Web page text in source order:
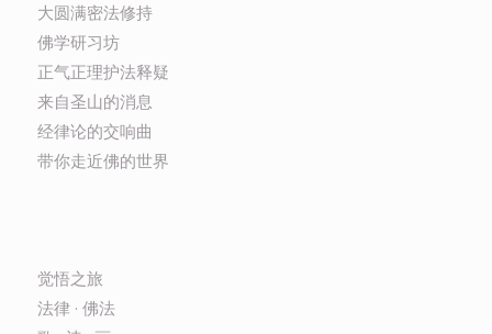
大圆满密法修持
佛学研习坊
正气正理护法释疑
来自圣山的消息
经律论的交响曲
带你走近佛的世界
觉悟之旅
法律 · 佛法